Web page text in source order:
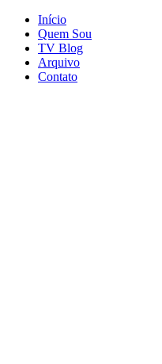
Início
Quem Sou
TV Blog
Arquivo
Contato